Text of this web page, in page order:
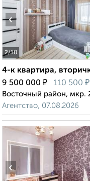
2/10
‹
4-к квартира,
9 500 000 ₽ 110 500 ₽
Восточный район, мкр.
Агентство, 07.08.2026
‹